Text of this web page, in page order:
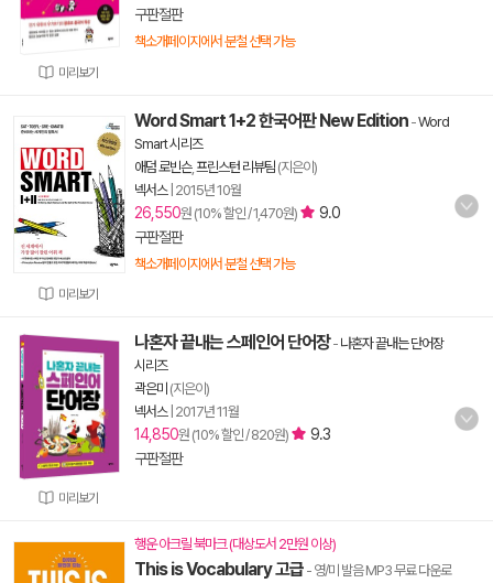
미리보기
구판절판
책소개페이지에서 분철 선택 가능
미리보기
Word Smart 1+2 한국어판 New Edition -Word
Smart 시리즈
애덤 로빈슨, 프린스턴 리뷰팀 (지은이)
넥서스| 2015년 10월
26,550원 (10% 할인 / 1,470원)
9.0
구판절판
책소개페이지에서 분철 선택 가능
미리보기
나혼자 끝내는 스페인어 단어장- 나혼자 끝내는 단어장
시리즈
곽은미 (지은이)
넥서스| 2017년 11월
14,850원 (10% 할인 / 820원)
9.3
구판절판
행운 아크릴 북마크 (대상도서 2만원 이상)
This is Vocabulary 고급 - 영/미 발음 MP3 무료 다운로